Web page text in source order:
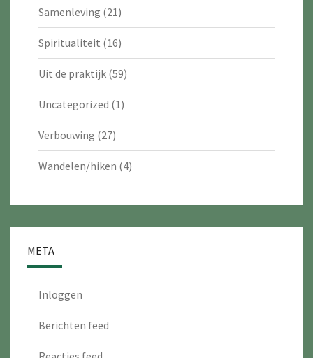
Samenleving (21)
Spiritualiteit (16)
Uit de praktijk (59)
Uncategorized (1)
Verbouwing (27)
Wandelen/hiken (4)
META
Inloggen
Berichten feed